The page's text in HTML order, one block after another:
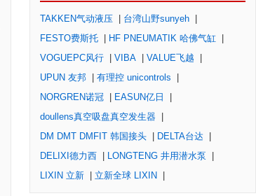
TAKKEN气动液压 台湾山野sunyeh
FESTO费斯托
HF PNEUMATIK 哈佛气缸
VOGUEPC风行
|VIBA |VALUE飞越
UPUN 友邦
|有理控 unicontrols
NORGREN诺冠
EASUN亿日
doullens真空吸盘真空发生器
DM DMT DMFIT 韩国接头
DELTA台达
DELIXI德力西
LONGTENG 井用潜水泵
LIXIN 立新
立新全球 LIXIN